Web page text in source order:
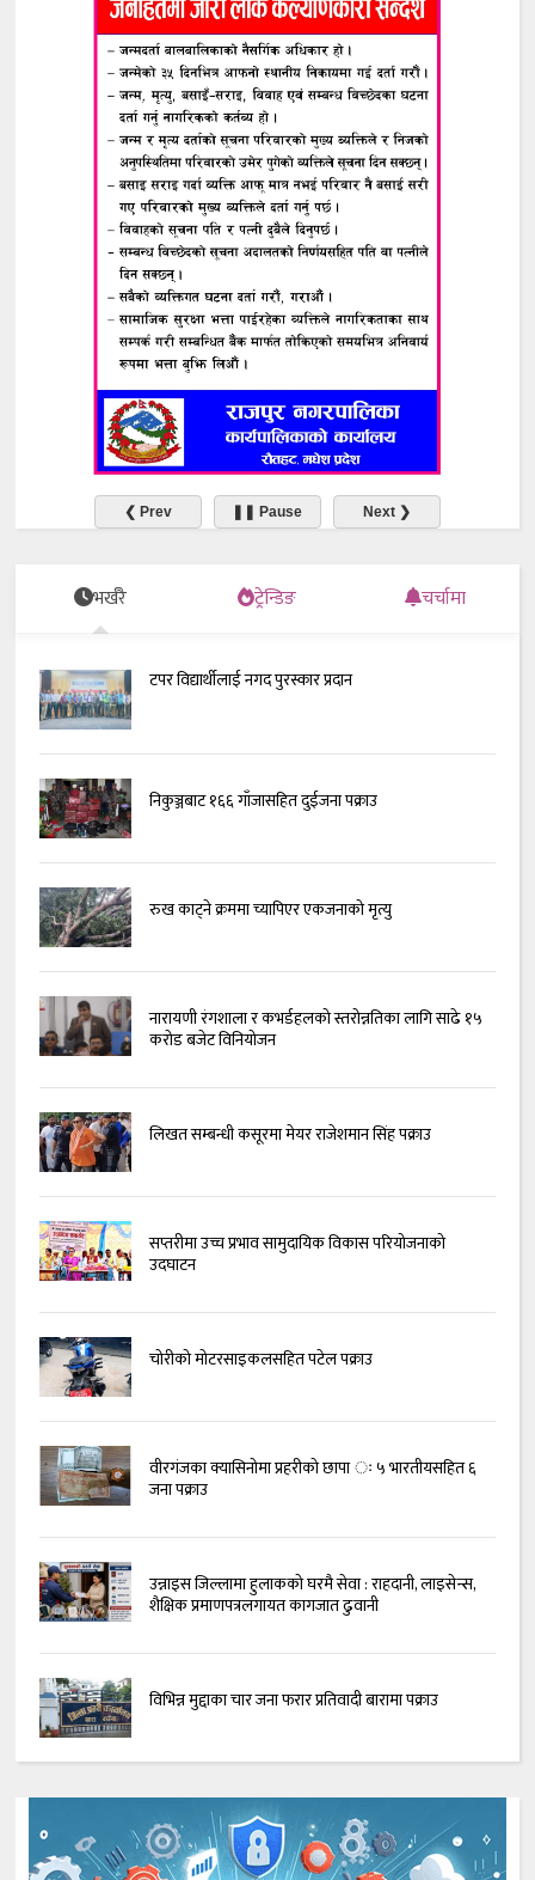
❮ Prev ❚❚ Pause Next ❯
भर्खरै ट्रेन्डिङ चर्चामा
टपर विद्यार्थीलाई नगद पुरस्कार प्रदान
निकुञ्जबाट १६६ गाँजासहित दुईजना पक्राउ
रुख काट्ने क्रममा च्यापिएर एकजनाको मृत्यु
नारायणी रंगशाला र कभर्डहलको स्तरोन्नतिका लागि साढे १५
करोड बजेट विनियोजन
लिखत सम्बन्धी कसूरमा मेयर राजेशमान सिंह पक्राउ
सप्तरीमा उच्च प्रभाव सामुदायिक विकास परियोजनाको
उदघाटन
चोरीको मोटरसाइकलसहित पटेल पक्राउ
वीरगंजका क्यासिनोमा प्रहरीको छापा ः ५ भारतीयसहित ६
जना पक्राउ
उन्नाइस जिल्लामा हुलाकको घरमै सेवा : राहदानी, लाइसेन्स,
शैक्षिक प्रमाणपत्रलगायत कागजात ढुवानी
विभिन्न मुद्दाका चार जना फरार प्रतिवादी बारामा पक्राउ